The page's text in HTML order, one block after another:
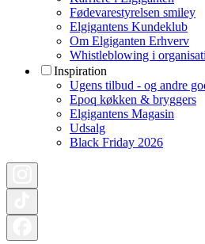
Fødevarestyrelsen smiley
Elgigantens Kundeklub
Om Elgiganten Erhverv
Whistleblowing i
Inspiration
Ugens tilbud - og andre
Epoq køkken & bryggers
Elgigantens Magasin
Udsalg
Black Friday 2026